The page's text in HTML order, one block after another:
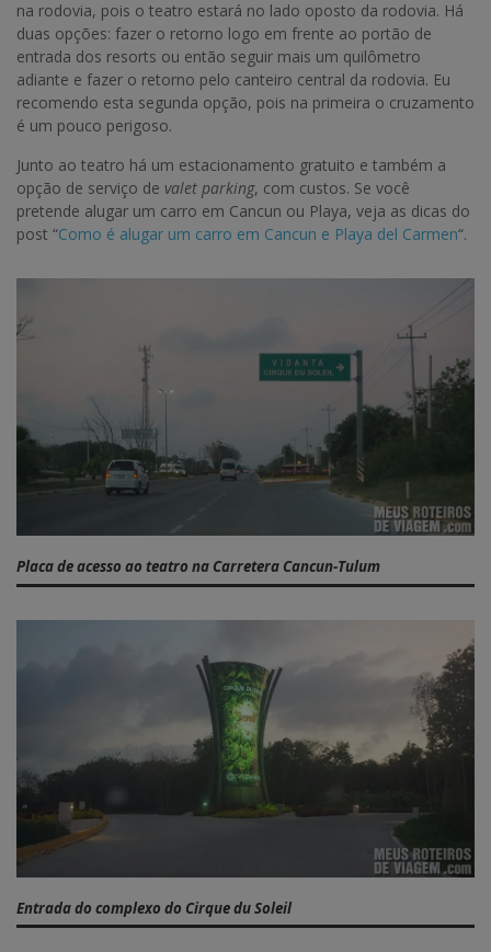
na rodovia, pois o teatro estará no lado oposto da rodovia. Há
duas opções: fazer o retorno logo em frente ao portão de
entrada dos resorts ou então seguir mais um quilômetro
adiante e fazer o retorno pelo canteiro central da rodovia. Eu
recomendo esta segunda opção, pois na primeira o cruzamento
é um pouco perigoso.
Junto ao teatro há um estacionamento gratuito e também a
opção de serviço de valet parking, com custos. Se você
pretende alugar um carro em Cancun ou Playa, veja as dicas do
post “Como é alugar um carro em Cancun e Playa del Carmen“.
Placa de acesso ao teatro na Carretera Cancun-Tulum
Entrada do complexo do Cirque du Soleil